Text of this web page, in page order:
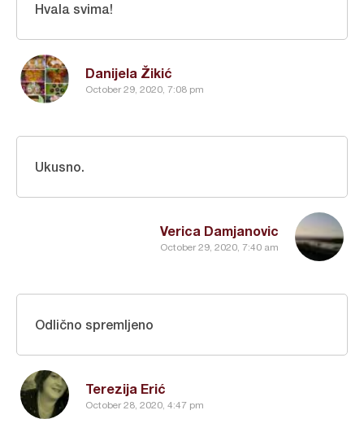
Danijela Žikić
October 29, 2020, 7:08 pm
Hvala svima!
Verica Damjanovic
October 29, 2020, 7:40 am
Ukusno.
Terezija Erić
October 28, 2020, 4:47 pm
Odlično spremljeno